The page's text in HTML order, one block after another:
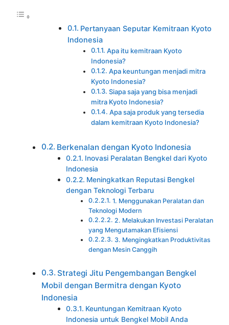
Pertanyaan Seputar Kemitraan Kyoto
Indonesia
Apa itu kemitraan Kyoto
Indonesia?
Apa keuntungan menjadi mitra
Kyoto Indonesia?
Siapa saja yang bisa menjadi
mitra Kyoto Indonesia?
Apa saja produk yang tersedia
dalam kemitraan Kyoto Indonesia?
Berkenalan dengan Kyoto Indonesia
Inovasi Peralatan Bengkel dari Kyoto
Indonesia
Meningkatkan Reputasi Bengkel
dengan Teknologi Terbaru
1. Menggunakan Peralatan dan
Teknologi Modern
2. Melakukan Investasi Peralatan
yang Mengutamakan Efisiensi
3. Mengingkatkan Produktivitas
dengan Mesin Canggih
Strategi Jitu Pengembangan Bengkel
Mobil dengan Bermitra dengan Kyoto
Indonesia
Keuntungan Kemitraan Kyoto
Indonesia untuk Bengkel Mobil Anda